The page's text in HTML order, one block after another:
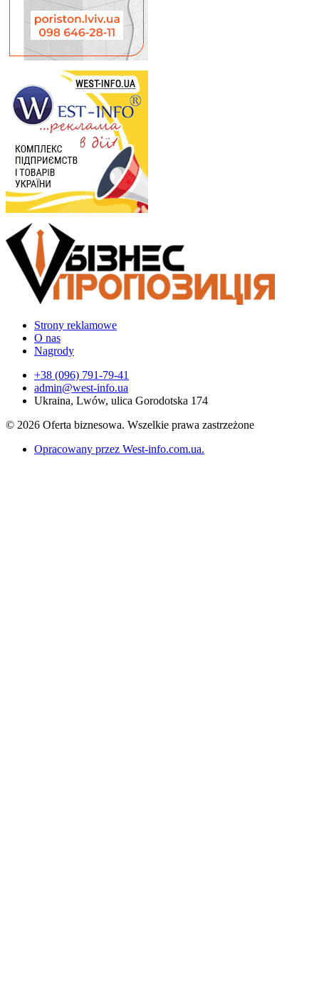
Strony reklamowe
O nas
Nagrody
+38 (096) 791-79-41
admin@west-info.ua
Ukraina, Lwów, ulica Gorodotska 174
© 2026 Oferta biznesowa. Wszelkie prawa zastrzeżone
Opracowany przez West-info.com.ua.